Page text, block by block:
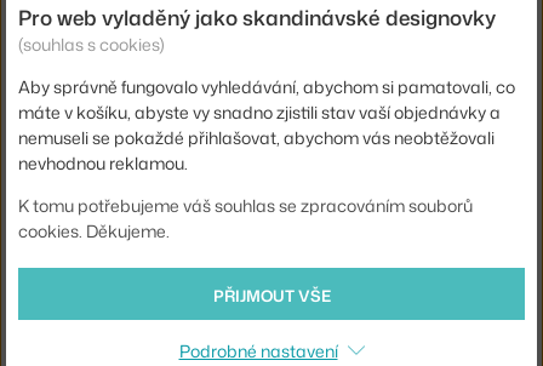
STOLEK T877, ALABASTER WHITE
GUBI
3 - 5 týdnů
GUBI
3 - 5 týdnů,
Pro web vyladěný jako skandinávské designovky
(souhlas s cookies)
Aby správně fungovalo vyhledávání, abychom si pamatovali, co
máte v košíku, abyste vy snadno zjistili stav vaší objednávky a
nemuseli se pokaždé přihlašovat, abychom vás neobtěžovali
nevhodnou reklamou.
K tomu potřebujeme váš souhlas se zpracováním souborů
cookies. Děkujeme.
PŘIJMOUT VŠE
Podrobné nastavení